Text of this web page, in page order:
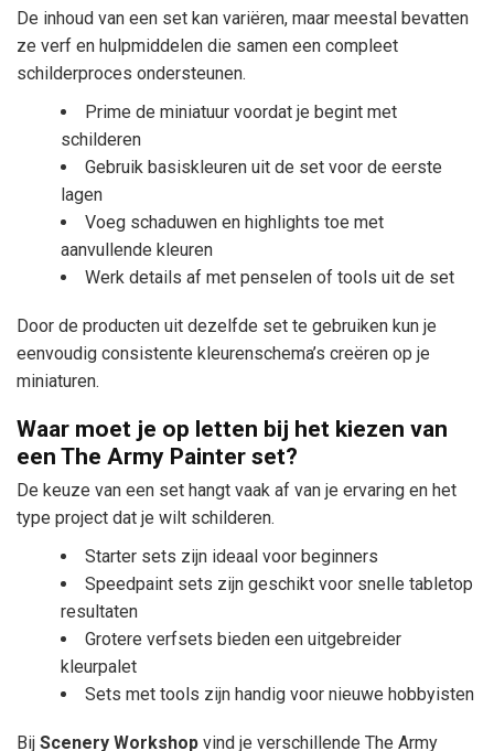
De inhoud van een set kan variëren, maar meestal bevatten
ze verf en hulpmiddelen die samen een compleet
schilderproces ondersteunen.
Prime de miniatuur voordat je begint met
schilderen
Gebruik basiskleuren uit de set voor de eerste
lagen
Voeg schaduwen en highlights toe met
aanvullende kleuren
Werk details af met penselen of tools uit de set
Door de producten uit dezelfde set te gebruiken kun je
eenvoudig consistente kleurenschema’s creëren op je
miniaturen.
Waar moet je op letten bij het kiezen van
een The Army Painter set?
De keuze van een set hangt vaak af van je ervaring en het
type project dat je wilt schilderen.
Starter sets zijn ideaal voor beginners
Speedpaint sets zijn geschikt voor snelle tabletop
resultaten
Grotere verfsets bieden een uitgebreider
kleurpalet
Sets met tools zijn handig voor nieuwe hobbyisten
Bij Scenery Workshop vind je verschillende The Army